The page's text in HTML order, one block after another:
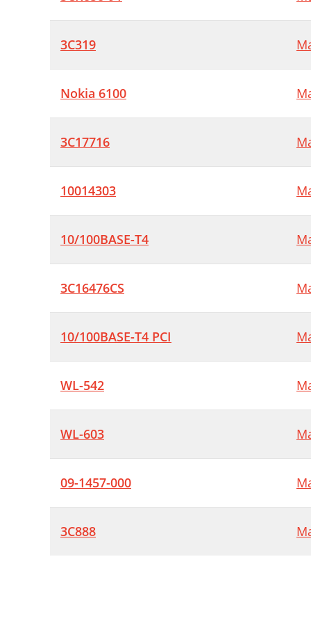
3C319
Nokia 6100
3C17716
10014303
10/100BASE-T4
3C16476CS
10/100BASE-T4 PCI
WL-542
WL-603
09-1457-000
3C888